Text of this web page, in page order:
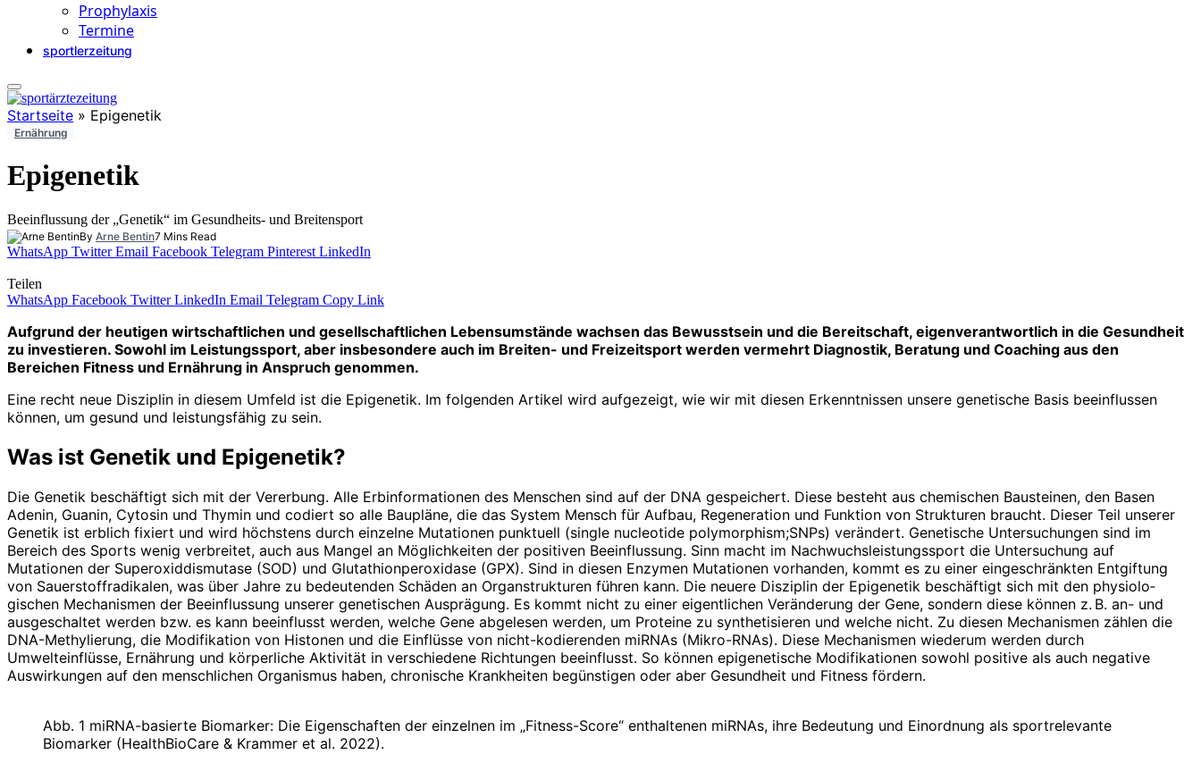
Prophylaxis
Termine
sportlerzeitung
Startseite » Epigenetik
Ernährung
Epigenetik
Beeinflussung der „Genetik“ im Gesundheits- und Breitensport
By Arne Bentin7 Mins Read
WhatsApp Twitter Email Facebook Telegram Pinterest LinkedIn
Teilen
WhatsApp Facebook Twitter LinkedIn Email Telegram Copy Link
Aufgrund der heutigen wirtschaftlichen und gesellschaftlichen Lebensumstände wachsen das Bewusstsein und die Bereitschaft, eigenverantwortlich in die Gesundheit
zu investieren. Sowohl im Leistungssport, aber insbesondere auch im Breiten- und Freizeitsport werden vermehrt Diagnostik, Beratung und Coaching aus den
Bereichen Fitness und Ernährung in Anspruch genommen.
Eine recht neue Disziplin in diesem Umfeld ist die Epigenetik. Im folgenden Artikel wird aufgezeigt, wie wir mit diesen Erkenntnissen unsere genetische Basis beeinflussen
können, um gesund und leistungsfähig zu sein.
Was ist Genetik und Epigenetik?
Die Genetik beschäftigt sich mit der Vererbung. Alle Erbinformationen des Menschen sind auf der DNA gespeichert. Diese besteht aus chemischen Bausteinen, den Basen
Adenin, Guanin, Cytosin und Thymin und codiert so alle Baupläne, die das System Mensch für Aufbau, Regeneration und Funktion von Strukturen braucht. Dieser Teil unserer
Genetik ist erblich fixiert und wird höchstens durch einzelne Mutationen punktuell (single nucleotide polymorphism;SNPs) verändert. Genetische Untersuchungen sind im
Bereich des Sports wenig verbreitet, auch aus Mangel an Möglichkeiten der positiven Beeinflussung. Sinn macht im Nachwuchsleistungssport die Untersuchung auf
Mutationen der Superoxiddismutase (SOD) und Glutathionperoxidase (GPX). Sind in diesen Enzymen Mutationen vorhanden, kommt es zu einer eingeschränkten Entgiftung
von Sauerstoffradikalen, was über Jahre zu bedeutenden Schäden an Organstrukturen führen kann. Die neuere Disziplin der Epigenetik beschäftigt sich mit den physiolo­
gischen Mechanismen der Beeinflussung unserer genetischen Ausprägung. Es kommt nicht zu einer eigentlichen Veränderung der Gene, sondern diese können z. B. an- und
ausgeschaltet werden bzw. es kann beeinflusst werden, welche Gene abgelesen werden, um Proteine zu synthetisieren und welche nicht. Zu diesen Mechanismen zählen die
DNA-Methylierung, die Modifikation von Histonen und die Einflüsse von nicht-kodierenden miRNAs (Mikro-RNAs). Diese Mechanismen wiederum werden durch
Umwelteinflüsse, Ernährung und körperliche Aktivität in verschiedene Richtungen beeinflusst. So können epigenetische Modifikationen sowohl po­si­tive als auch negative
Auswirkungen auf den menschlichen Organismus haben, chronische Krankheiten begünstigen oder aber Gesundheit und Fitness fördern.
Abb. 1 miRNA-basierte Biomarker: Die Eigenschaften der einzelnen im „Fitness-Score“ enthaltenen miRNAs, ihre Bedeutung und Einordnung als sportrelevante
Biomarker (HealthBioCare & Krammer et al. 2022).